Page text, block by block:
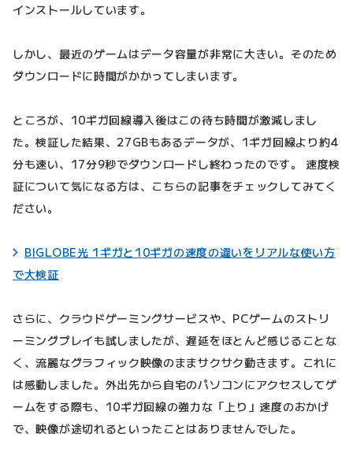
インストールしています。
しかし、最近のゲームはデータ容量が非常に大きい。そのため
ダウンロードに時間がかかってしまいます。
ところが、10ギガ回線導入後はこの待ち時間が激減しまし
た。検証した結果、27GBもあるデータが、1ギガ回線より約4
分も速い、17分9秒でダウンロードし終わったのです。 速度検
証について気になる方は、こちらの記事をチェックしてみてく
ださい。
BIGLOBE光 1ギガと10ギガの速度の違いをリアルな使い方
で大検証
さらに、クラウドゲーミングサービスや、PCゲームのストリ
ーミングプレイも試しましたが、遅延をほとんど感じることな
く、流麗なグラフィック映像のままサクサク動きます。これに
は感動しました。外出先から自宅のパソコンにアクセスしてゲ
ームをする際も、10ギガ回線の強力な「上り」速度のおかげ
で、映像が途切れるといったことはありませんでした。